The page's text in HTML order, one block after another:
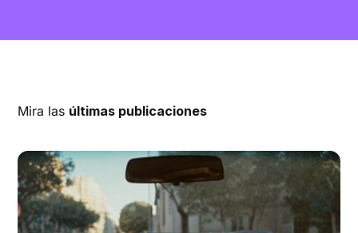
Mira las últimas publicaciones